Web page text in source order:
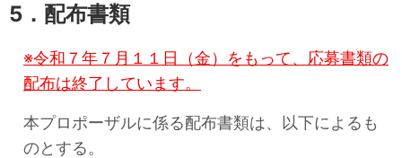
5．配布書類
※令和７年７月１１日
（金）をもって、応募書類の
配布は終了しています。
本プロポーザルに係る配布書類は、以下によるも
のとする。